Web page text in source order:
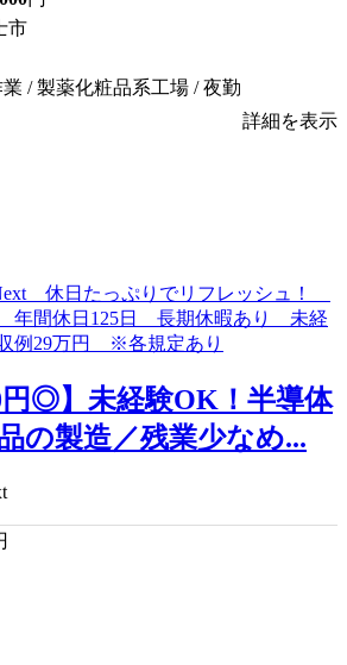
市
/ 製薬化粧品系工場 / 夜勤
詳細を表示
円◎】未経験OK！半導体
の製造／残業少なめ...